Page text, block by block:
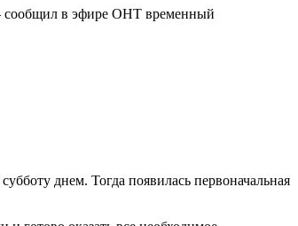
– сообщил в эфире ОНТ временный
днем. Тогда появилась первоначальная